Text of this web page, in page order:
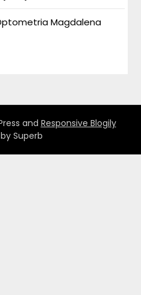
Magdalena
and Responsive Blogily
Superb